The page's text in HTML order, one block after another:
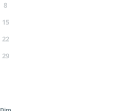
8
15
22
29